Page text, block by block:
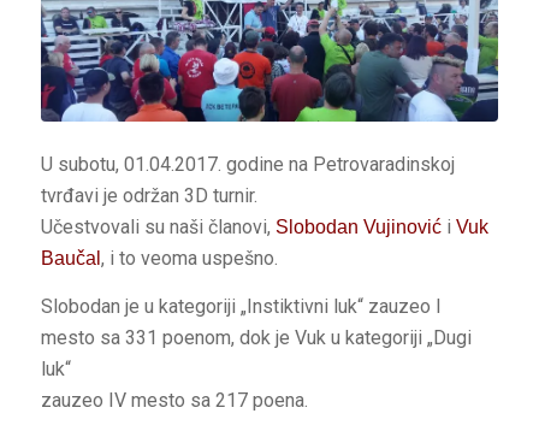
U subotu, 01.04.2017. godine na Petrovaradinskoj
tvrđavi je održan 3D turnir.
Učestvovali su naši članovi, Slobodan Vujinovići Vuk
Baučal , i to veoma uspešno.
Slobodan je u kategoriji „Instiktivni luk“ zauzeo I
mesto sa 331 poenom, dok je Vuk u kategoriji „Dugi
luk“
zauzeo IV mesto sa 217 poena.